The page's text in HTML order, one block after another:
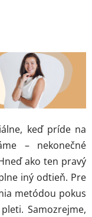
keď príde na
– nekonečné
ako ten pravý
iný odtieň. Pre
metódou pokus
Samozrejme,